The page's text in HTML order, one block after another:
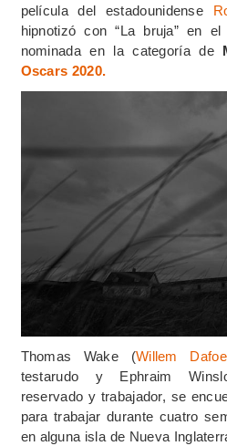
película del estadounidense
hipnotizó con “La bruja” en
nominada en la categoría de
Oscars 2020.
Thomas Wake (Willem Dafoe
testarudo y Ephraim
reservado y trabajador, se
para trabajar durante cuatro
en alguna isla de Nueva